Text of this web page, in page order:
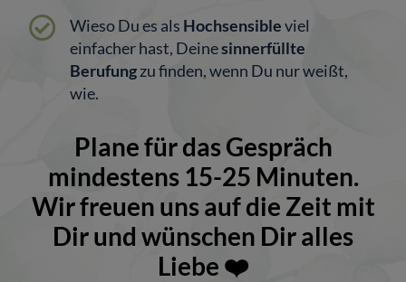
Wieso Du es als Hochsensibleviel
einfacher hast, Deinesinnerfüllte
Berufungzu finden, wenn Du nur weißt,
wie.
Plane für das Gespräch
mindestens 15-25 Minuten.
Wir freuen uns auf die Zeit mit
Dir und wünschen Dir alles
Liebe ❤️